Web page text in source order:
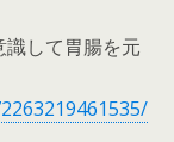
して胃腸を元